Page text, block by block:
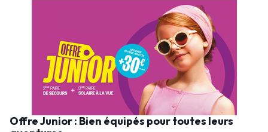
Offre Junior : Bien équipés pour toutes leurs